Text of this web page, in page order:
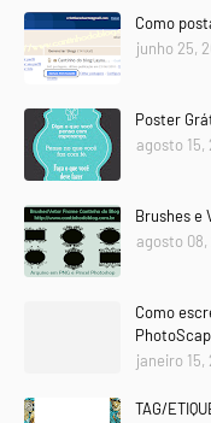
Como
junho 25,
Poster
agosto 15,
Brushes e
agosto 08,
Como
janeiro 15,
TAG/